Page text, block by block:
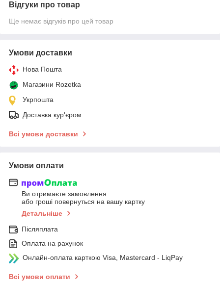
Відгуки про товар
Ще немає відгуків про цей товар
Умови доставки
Нова Пошта
Магазини Rozetka
Укрпошта
Доставка кур'єром
Всі умови доставки
Умови оплати
Ви отримаєте замовлення
або гроші повернуться на вашу картку
Детальніше
Післяплата
Оплата на рахунок
Онлайн-оплата карткою Visa, Mastercard - LiqPay
Всі умови оплати